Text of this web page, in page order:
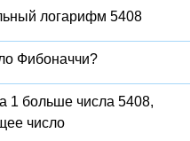
логарифм 5408
Фибоначчи?
1 больше числа 5408,
число